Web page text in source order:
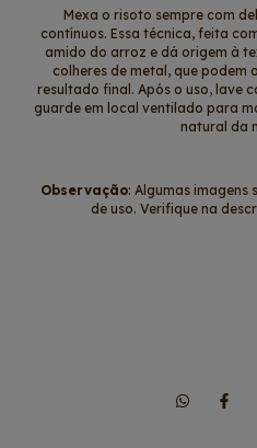
Mexa o risoto sempre com
contínuos. Essa técnica, feita
amido do arroz e dá origem à
colheres de metal, que podem
resultado final. Após o uso, lave
guarde em local ventilado para
natural da
Observação: Algumas
de uso. Verifique na